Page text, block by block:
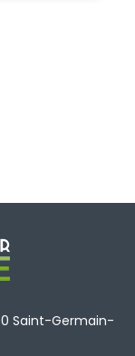
Saint-Germain-